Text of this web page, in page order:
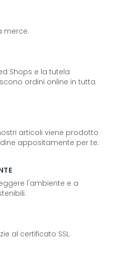
merce.
Shops e la tutela
ordini online in tutta
articoli viene prodotto
appositamente per te.
l'ambiente e a
al certificato SSL.